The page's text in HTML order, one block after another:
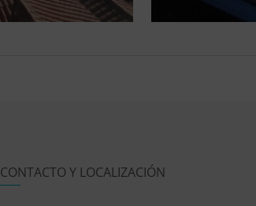
CONTACTO Y LOCALIZACIÓN